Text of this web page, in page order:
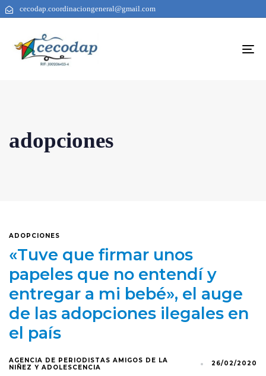
cecodap.coordinaciongeneral@gmail.com
adopciones
ADOPCIONES
«Tuve que firmar unos
papeles que no entendí y
entregar a mi bebé», el auge
de las adopciones ilegales en
el país
AGENCIA DE PERIODISTAS AMIGOS DE LA
NIÑEZ Y ADOLESCENCIA
26/02/2020